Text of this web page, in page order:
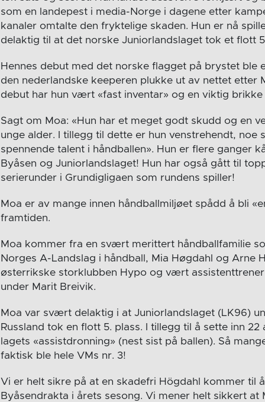
som en landepest i media-Norge i dagene etter
kanaler omtalte den fryktelige skaden. Hun er nå
delaktig til at det norske Juniorlandslaget tok et flott
Hennes debut med det norske flagget på brystet ble
den nederlandske keeperen plukke ut av nettet etter
debut har hun vært «fast inventar» og en viktig brikke
Sagt om Moa: «Hun har et meget godt skudd og en
unge alder. I tillegg til dette er hun venstrehendt, noe
spennende talent i håndballen». Hun er flere ganger
Byåsen og Juniorlandslaget! Hun har også gått til
serierunder i Grundigligaen som rundens spiller!
Moa er av mange innen håndballmiljøet spådd å bli
framtiden.
Moa kommer fra en svært merittert håndballfamilie
Norges A-Landslag i håndball, Mia Høgdahl og Arne
østerrikske storklubben Hypo og vært
under Marit Breivik.
Moa var svært delaktig i at Juniorlandslaget (LK96)
Russland tok en flott 5. plass. I tillegg til å sette inn
lagets «assistdronning» (nest sist på ballen). Så
faktisk ble hele VMs nr. 3!
Vi er helt sikre på at en skadefri Högdahl kommer til
Byåsendrakta i årets sesong. Vi mener helt sikkert